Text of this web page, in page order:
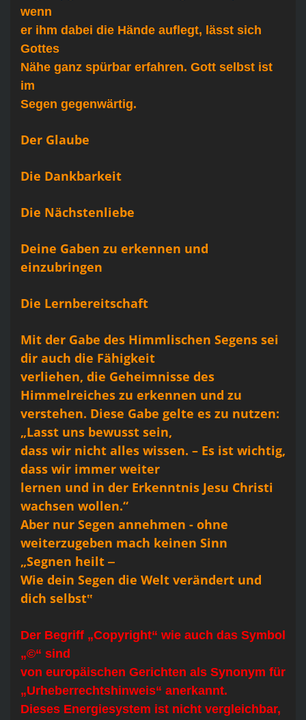
wenn
er ihm dabei die Hände auflegt, lässt sich
Gottes
Nähe ganz spürbar erfahren. Gott selbst ist
im
Segen gegenwärtig.
Der Glaube
Die Dankbarkeit
Die Nächstenliebe
Deine Gaben zu erkennen und
einzubringen
Die Lernbereitschaft
Mit der Gabe des Himmlischen Segens sei
dir auch die Fähigkeit
verliehen, die Geheimnisse des
Himmelreiches zu erkennen und zu
verstehen. Diese Gabe gelte es zu nutzen:
„Lasst uns bewusst sein,
dass wir nicht alles wissen. – Es ist wichtig,
dass wir immer weiter
lernen und in der Erkenntnis Jesu Christi
wachsen wollen.“
Aber nur Segen annehmen - ohne
weiterzugeben mach keinen Sinn
„Segnen heilt ‒
Wie dein Segen die Welt verändert und
dich selbst‟
Der Begriff „Copyright“ wie auch das Symbol
„©“ sind
von europäischen Gerichten als Synonym für
„Urheberrechtshinweis“ anerkannt.
Dieses Energiesystem ist nicht vergleichbar,